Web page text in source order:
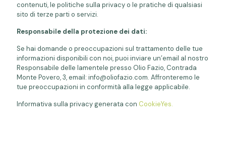
contenuti, le politiche sulla privacy o le pratiche di qualsiasi
sito di terze parti o servizi.
Responsabile della protezione dei dati:
Se hai domande o preoccupazioni sul trattamento delle tue
informazioni disponibili con noi, puoi inviare un’email al nostro
Responsabile delle lamentele presso Olio Fazio, Contrada
Monte Povero, 3, email: info@oliofazio.com. Affronteremo le
tue preoccupazioni in conformità alla legge applicabile.
Informativa sulla privacy generata con CookieYes.